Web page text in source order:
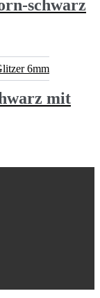
schwarz
mit